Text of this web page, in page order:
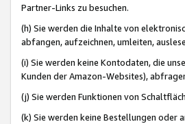
Partner-Links zu besuchen.
(h) Sie werden die Inhalte von
abfangen, aufzeichnen, umleiten,
(i) Sie werden keine Kontodaten, die
Kunden der Amazon-Websites),
(j) Sie werden Funktionen von
(k) Sie werden keine Bestellungen oder